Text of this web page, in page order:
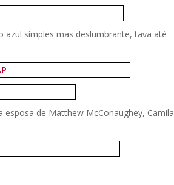
azul simples mas deslumbrante, tava até
esposa de Matthew McConaughey, Camila